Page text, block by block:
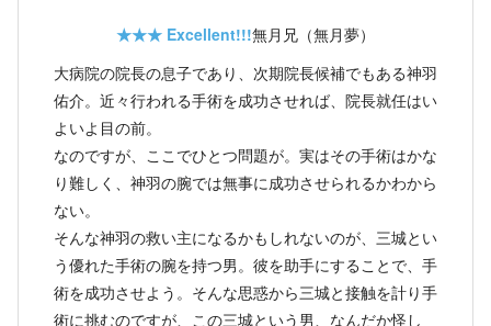
★★★ Excellent!!!無月兄（無月夢）
大病院の院長の息子であり、次期院長候補でもある神羽
佑介。近々行われる手術を成功させれば、院長就任はい
よいよ目の前。
なのですが、ここでひとつ問題が。実はその手術はかな
り難しく、神羽の腕では無事に成功させられるかわから
ない。
そんな神羽の救い主になるかもしれないのが、三城とい
う優れた手術の腕を持つ男。彼を助手にすることで、手
術を成功させよう。そんな思惑から三城と接触を計り手
術に挑むのですが、この三城という男、なんだか怪し